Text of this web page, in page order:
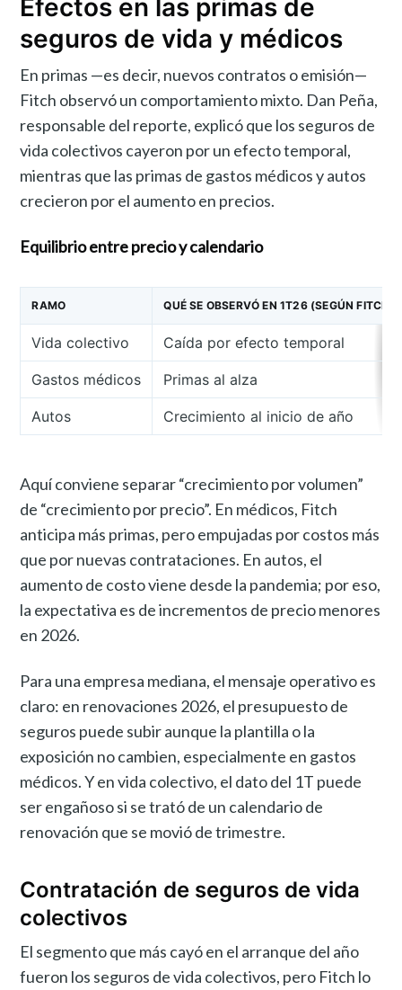
Efectos en las primas de
seguros de vida y médicos
En primas —es decir, nuevos contratos o emisión—
Fitch observó un comportamiento mixto. Dan Peña,
responsable del reporte, explicó que los seguros de
vida colectivos cayeron por un efecto temporal,
mientras que las primas de gastos médicos y autos
crecieron por el aumento en precios.
Equilibrio entre precio y calendario
RAMO QUÉ SE OBSERVÓ EN 1T26 (SEGÚN FITCH)
Vida colectivo Caída por efecto temporal
Gastos médicos Primas al alza
Autos Crecimiento al inicio de año
Aquí conviene separar “crecimiento por volumen”
de “crecimiento por precio”. En médicos, Fitch
anticipa más primas, pero empujadas por costos más
que por nuevas contrataciones. En autos, el
aumento de costo viene desde la pandemia; por eso,
la expectativa es de incrementos de precio menores
en 2026.
Para una empresa mediana, el mensaje operativo es
claro: en renovaciones 2026, el presupuesto de
seguros puede subir aunque la plantilla o la
exposición no cambien, especialmente en gastos
médicos. Y en vida colectivo, el dato del 1T puede
ser engañoso si se trató de un calendario de
renovación que se movió de trimestre.
Contratación de seguros de vida
colectivos
El segmento que más cayó en el arranque del año
fueron los seguros de vida colectivos, pero Fitch lo